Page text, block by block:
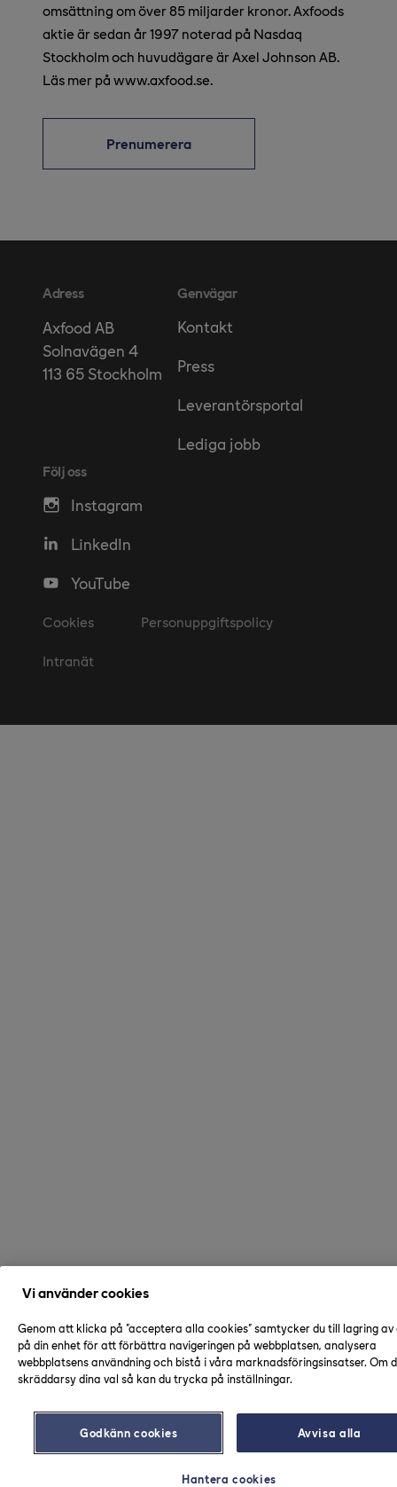
omsättning om över 85 miljarder kronor. Axfoods
aktie är sedan år 1997 noterad på Nasdaq
Stockholm och huvudägare är Axel Johnson AB.
Läs mer på www.axfood.se.
Prenumerera
Adress
Axfood AB
Solnavägen 4
113 65 Stockholm
Genvägar
Kontakt
Press
Leverantörsportal
Lediga jobb
Följ oss
Instagram
LinkedIn
YouTube
Cookies Personuppgiftspolicy
Intranät
Vi använder cookies
Genom att klicka på "acceptera alla cookies" samtycker du till lagring av
på din enhet för att förbättra navigeringen på webbplatsen, analysera
webbplatsens användning och bistå i våra marknadsföringsinsatser. Om
skräddarsy dina val så kan du trycka på inställningar.
Godkänn cookies Avvisa alla
Hantera cookies